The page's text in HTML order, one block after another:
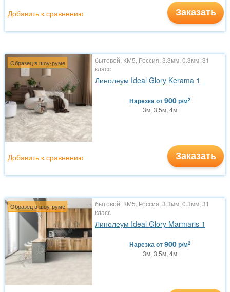
Заказать
Добавить к сравнению
Образец в шоу-руме
бытовой, КМ5, Россия, 3.3мм, 0.3мм, 31
класс
Линолеум Ideal Glory Kerama 1
Нарезкаот900р/м2
3м, 3.5м, 4м
Заказать
Добавить к сравнению
Образец в шоу-руме
бытовой, КМ5, Россия, 3.3мм, 0.3мм, 31
класс
Линолеум Ideal Glory Marmaris 1
Нарезкаот900р/м2
3м, 3.5м, 4м